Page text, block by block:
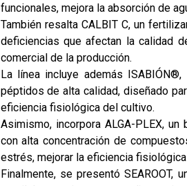
funcionales, mejora la absorción de
También resalta CALBIT C, un
deficiencias que afectan la calidad
comercial de la producción.
La línea incluye además
péptidos de alta calidad, diseñado
eficiencia fisiológica del cultivo.
Asimismo, incorpora ALGA-PLEX,
con alta concentración de
estrés, mejorar la eficiencia
Finalmente, se presentó